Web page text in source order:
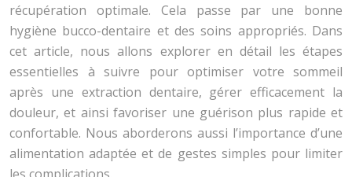
récupération optimale. Cela passe par une bonne
hygiène bucco-dentaire et des soins appropriés. Dans
cet article, nous allons explorer en détail les étapes
essentielles à suivre pour optimiser votre sommeil
après une extraction dentaire, gérer efficacement la
douleur, et ainsi favoriser une guérison plus rapide et
confortable. Nous aborderons aussi l’importance d’une
alimentation adaptée et de gestes simples pour limiter